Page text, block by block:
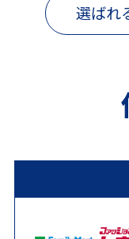
選ばれ